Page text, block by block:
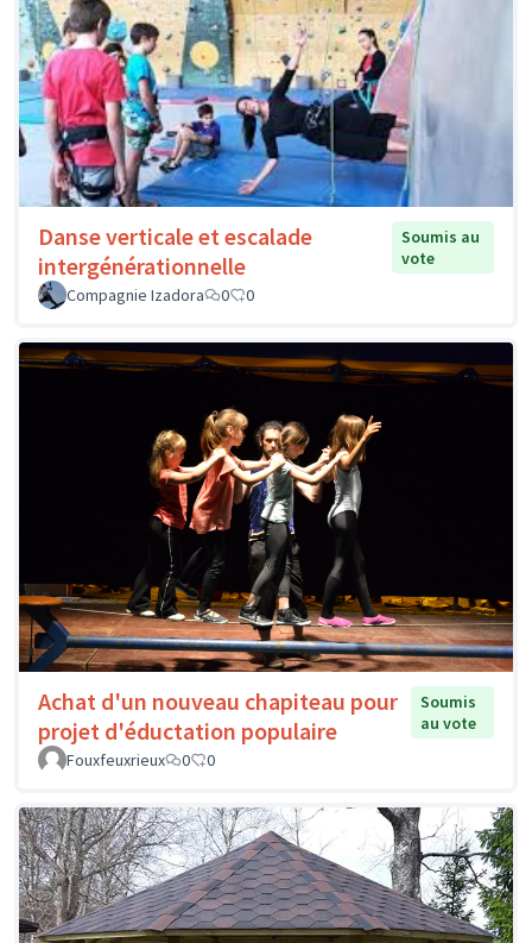
Danse verticale et escalade
intergénérationnelle
Soumis au
vote
Compagnie Izadora
0 0
Achat d'un nouveau chapiteau pour
projet d'éductation populaire
Soumis
au vote
Fouxfeuxrieux
0 0